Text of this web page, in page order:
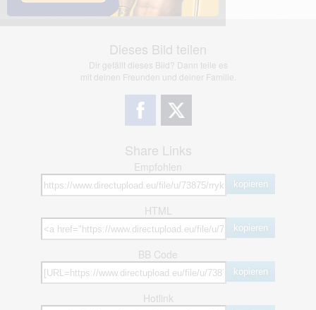
Dieses Bild teilen
Dir gefällt dieses Bild? Dann teile es
mit deinen Freunden und deiner Familie.
Share Links
Empfohlen
kopieren
HTML
kopieren
BB Code
kopieren
Hotlink